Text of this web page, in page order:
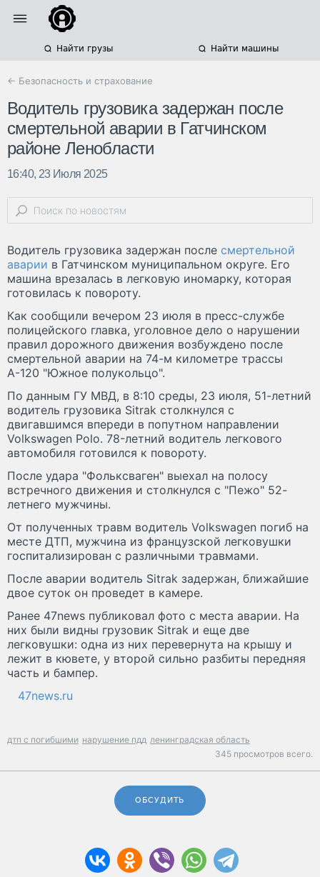
Найти грузы Найти машины
← Безопасность и страхование
Водитель грузовика задержан после
смертельной аварии в Гатчинском
районе Ленобласти
16:40, 23 Июля 2025
Водитель грузовика задержан после смертельной
аварии в Гатчинском муниципальном округе. Его
машина врезалась в легковую иномарку, которая
готовилась к повороту.
Как сообщили вечером 23 июля в пресс-службе
полицейского главка, уголовное дело о нарушении
правил дорожного движения возбуждено после
смертельной аварии на 74-м километре трассы
А-120 "Южное полукольцо".
По данным ГУ МВД, в 8:10 среды, 23 июля, 51-летний
водитель грузовика Sitrak столкнулся с
двигавшимся впереди в попутном направлении
Volkswagen Polo. 78-летний водитель легкового
автомобиля готовился к повороту.
После удара "Фольксваген" выехал на полосу
встречного движения и столкнулся с "Пежо" 52-
летнего мужчины.
От полученных травм водитель Volkswagen погиб на
месте ДТП, мужчина из французской легковушки
госпитализирован с различными травмами.
После аварии водитель Sitrak задержан, ближайшие
двое суток он проведет в камере.
Ранее 47news публиковал фото с места аварии. На
них были видны грузовик Sitrak и еще две
легковушки: одна из них перевернута на крышу и
лежит в кювете, у второй сильно разбиты передняя
часть и бампер.
47news.ru
дтп с погибшими нарушение пдд ленинградская область
345 просмотров всего.
ОБСУДИТЬ